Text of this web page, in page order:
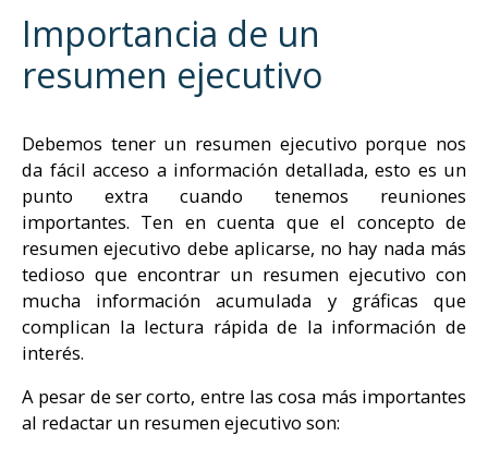
Importancia de un
resumen ejecutivo
Debemos tener un resumen ejecutivo porque nos
da fácil acceso a información detallada, esto es un
punto extra cuando tenemos reuniones
importantes. Ten en cuenta que el concepto de
resumen ejecutivo debe aplicarse, no hay nada más
tedioso que encontrar un resumen ejecutivo con
mucha información acumulada y gráficas que
complican la lectura rápida de la información de
interés.
A pesar de ser corto, entre las cosa más importantes
al redactar un resumen ejecutivo son: